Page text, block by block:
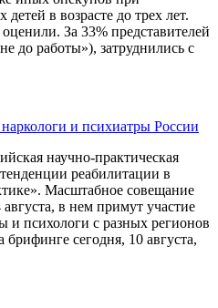
в возрасте до трех лет.
За 33% представителей
до работы»), затруднились с
и психиатры России
научно-практическая
реабилитации в
Масштабное совещание
августа, в нем примут участие
и психологи с разных регионов
сегодня, 10 августа,